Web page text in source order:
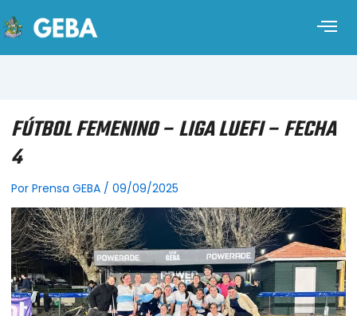
FÚTBOL FEMENINO – LIGA LUEFI – FECHA
4
Por Prensa GEBA / 09/09/2025